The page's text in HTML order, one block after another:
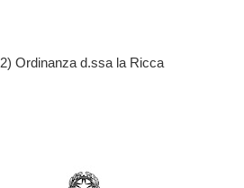
2) Ordinanza d.ssa la Ricca